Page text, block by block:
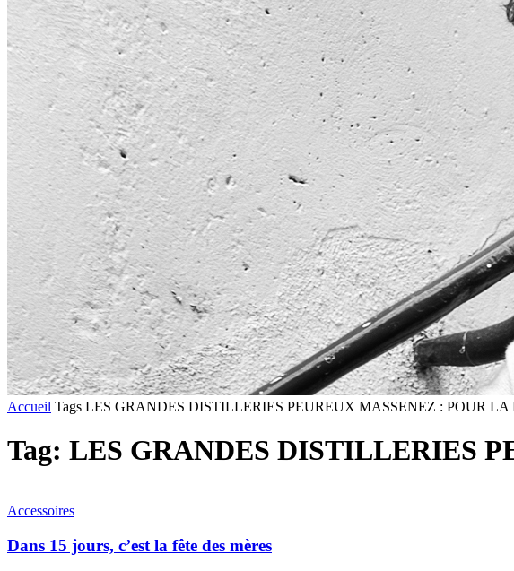
Accueil Tags LES GRANDES DISTILLERIES PEUREUX MASSENEZ : POUR LA
Tag: LES GRANDES DISTILLERIES
Accessoires
Dans 15 jours, c’est la fête des mères